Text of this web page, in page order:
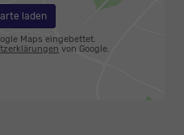
laden
Maps eingebettet.
von Google.